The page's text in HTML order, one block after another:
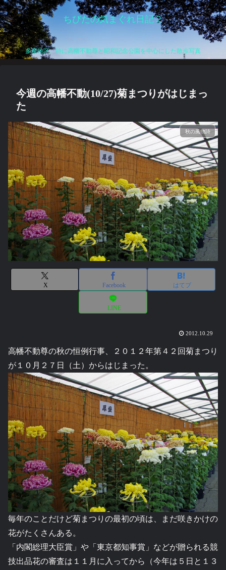
ちびたの気まぐれ日記２
多摩地区、特に高幡不動尊と昭和記念公園を中心にした散歩写真
今週の高幡不動(10/27)菊まつりがはじまっ
た
秋の風物詩
X Facebook はてブ
LINE
2012.10.29
高幡不動尊の秋の恒例行事、２０１２年第４２回菊まつり
が１０月２７日（土）からはじまった。
毎年のことだけど菊まつりの最初の頃は、まだ咲きかけの
花がたくさんある。
「内閣総理大臣賞」や「東京都知事賞」などが贈られる競
技出品花の審査は１１月に入ってから（今年は５日と１３